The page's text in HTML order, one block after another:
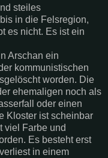
steiles
in die Felsregion,
es nicht. Es ist ein
Arschan ein
kommunistischen
worden. Die
ehemaligen noch als
oder einen
Kloster ist scheinbar
viel Farbe und
Es besteht erst
verliest in einem